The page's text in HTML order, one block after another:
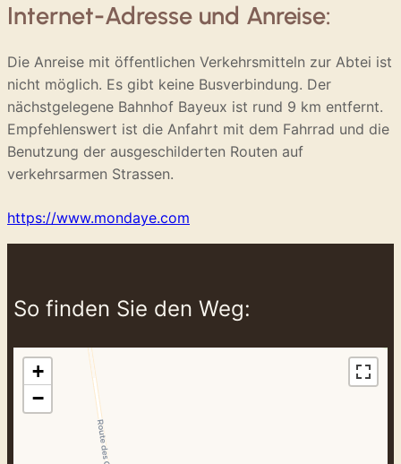
Internet-Adresse und Anreise:
Die Anreise mit öffentlichen Verkehrsmitteln zur Abtei ist
nicht möglich. Es gibt keine Busverbindung. Der
nächstgelegene Bahnhof Bayeux ist rund 9 km entfernt.
Empfehlenswert ist die Anfahrt mit dem Fahrrad und die
Benutzung der ausgeschilderten Routen auf
verkehrsarmen Strassen.
https://www.mondaye.com
So finden Sie den Weg:
+
−